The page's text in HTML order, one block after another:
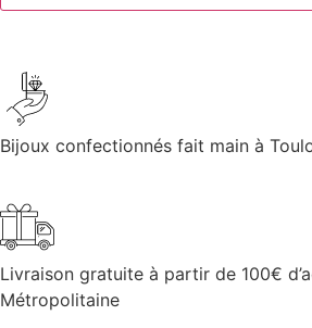
Bijoux confectionnés fait main à
Livraison gratuite à partir de 100€
Métropolitaine